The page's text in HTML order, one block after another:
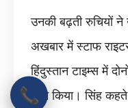
उनकी बढ़ती रुचियों
अखबार में स्टाफ
हिंदुस्तान टाइम्स में
काम किया। सिंह
📞